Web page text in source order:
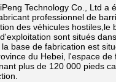
Technology Co., Ltd a
professionnel de
des véhicules hostiles,le
sont situés
base de fabrication est
du Hebei, l'espace de
plus de 120 000 pieds